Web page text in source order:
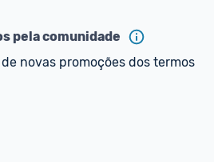
pela comunidade
novas promoções dos termos